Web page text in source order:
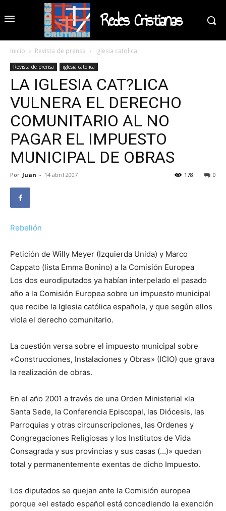
Redes Cristianas
Inicio Revista de prensa iglesia catolica
Revista de prensa iglesia catolica
LA IGLESIA CAT?LICA
VULNERA EL DERECHO
COMUNITARIO AL NO
PAGAR EL IMPUESTO
MUNICIPAL DE OBRAS
Por Juan - 14 abril 2007 0
178
Rebelión
Petición de Willy Meyer (Izquierda Unida) y Marco
Cappato (lista Emma Bonino) a la Comisión Europea
Los dos eurodiputados ya habían interpelado el pasado
año a la Comisión Europea sobre un impuesto municipal
que recibe la Iglesia católica española, y que según ellos
viola el derecho comunitario.
La cuestión versa sobre el impuesto municipal sobre
«Construcciones, Instalaciones y Obras» (ICIO) que grava
la realización de obras.
En el año 2001 a través de una Orden Ministerial «la
Santa Sede, la Conferencia Episcopal, las Diócesis, las
Parroquias y otras circunscripciones, las Ordenes y
Congregaciones Religiosas y los Institutos de Vida
Consagrada y sus provincias y sus casas (…)» quedan
total y permanentemente exentas de dicho Impuesto.
Los diputados se quejan ante la Comisión europea
porque «el estado español está concediendo la exención